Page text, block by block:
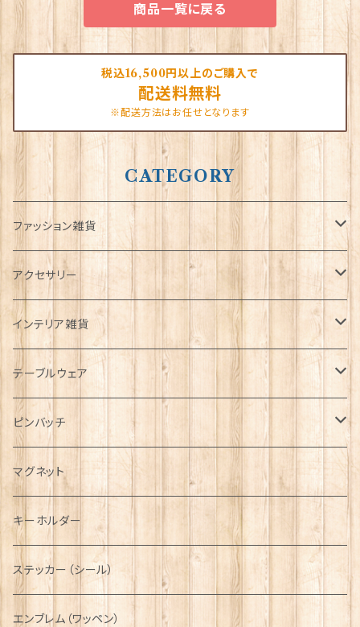
商品一覧に戻る
税込16,500円以上のご購入で
配送料無料
※配送方法はお任せとなります
CATEGORY
ファッション雑貨
タータンネクタイ
帽子
キャップ
ハンチング帽
キャスケット
ディアストーカー
ニット帽
Tシャツ
マフラー
タータン【Bronte by Moon】
タータン【Glencroft】
ボタンラップマフラー【Aran Traditions】
サッシュ
スカーフ
ファッションマスク
アクセサリー
ORTAK
ブローチ
ペンダント
チャーム
その他のアクセサリー
インテリア雑貨
インテリア置物
ラブスプーン
ラブスプーン【SION LLEWELLYN】
ラブスプーン【PAUL CURTIS】
ファブリック
テーブルウェア
ティータオル
ペーパーナプキン
ティーコジー
その他テーブルウェア
ピンバッチ
ジェネラルデザイン
乗り物
動物＆植物
国旗＆紋章
ミリタリー
NAVY
AIRFORCE
ピューター
マグネット
キーホルダー
ステッカー（シール）
エンブレム（ワッペン）